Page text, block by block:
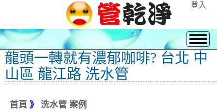
登入
龍頭一轉就有濃郁咖啡? 台北 中
山區 龍江路 洗水管
首頁 》 洗水管 案例